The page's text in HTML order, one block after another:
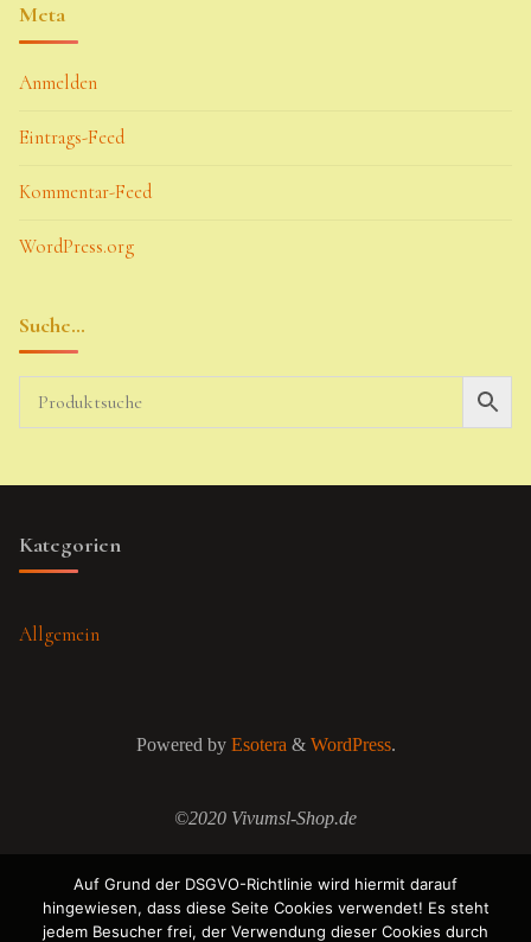
Meta
Anmelden
Eintrags-Feed
Kommentar-Feed
WordPress.org
Suche…
Kategorien
Allgemein
Powered byEsotera& WordPress.
©2020 Vivumsl-Shop.de
Auf Grund der DSGVO-Richtlinie wird hiermit darauf
hingewiesen, dass diese Seite Cookies verwendet! Es steht
jedem Besucher frei, der Verwendung dieser Cookies durch